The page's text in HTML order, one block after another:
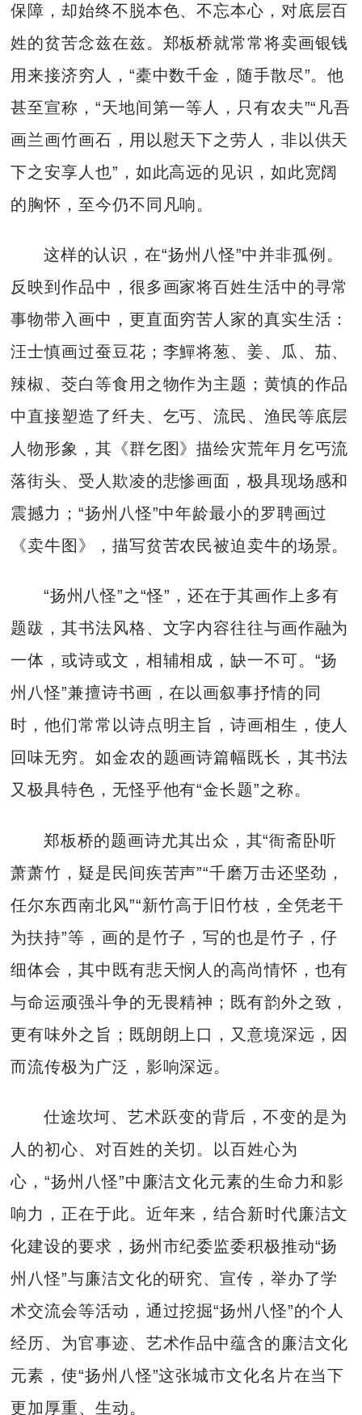
保障，却始终不脱本色、不忘本心，对底层百
姓的贫苦念兹在兹。郑板桥就常常将卖画银钱
用来接济穷人，“橐中数千金，随手散尽”。他
甚至宣称，“天地间第一等人，只有农夫”“凡吾
画兰画竹画石，用以慰天下之劳人，非以供天
下之安享人也”，如此高远的见识，如此宽阔
的胸怀，至今仍不同凡响。
这样的认识，在“扬州八怪”中并非孤例。
反映到作品中，很多画家将百姓生活中的寻常
事物带入画中，更直面穷苦人家的真实生活：
汪士慎画过蚕豆花；李鱓将葱、姜、瓜、茄、
辣椒、茭白等食用之物作为主题；黄慎的作品
中直接塑造了纤夫、乞丐、流民、渔民等底层
人物形象，其《群乞图》描绘灾荒年月乞丐流
落街头、受人欺凌的悲惨画面，极具现场感和
震撼力；“扬州八怪”中年龄最小的罗聘画过
《卖牛图》，描写贫苦农民被迫卖牛的场景。
“扬州八怪”之“怪”，还在于其画作上多有
题跋，其书法风格、文字内容往往与画作融为
一体，或诗或文，相辅相成，缺一不可。“扬
州八怪”兼擅诗书画，在以画叙事抒情的同
时，他们常常以诗点明主旨，诗画相生，使人
回味无穷。如金农的题画诗篇幅既长，其书法
又极具特色，无怪乎他有“金长题”之称。
郑板桥的题画诗尤其出众，其“衙斋卧听
萧萧竹，疑是民间疾苦声”“千磨万击还坚劲，
任尔东西南北风”“新竹高于旧竹枝，全凭老干
为扶持”等，画的是竹子，写的也是竹子，仔
细体会，其中既有悲天悯人的高尚情怀，也有
与命运顽强斗争的无畏精神；既有韵外之致，
更有味外之旨；既朗朗上口，又意境深远，因
而流传极为广泛，影响深远。
仕途坎坷、艺术跃变的背后，不变的是为
人的初心、对百姓的关切。以百姓心为
心，“扬州八怪”中廉洁文化元素的生命力和影
响力，正在于此。近年来，结合新时代廉洁文
化建设的要求，扬州市纪委监委积极推动“扬
州八怪”与廉洁文化的研究、宣传，举办了学
术交流会等活动，通过挖掘“扬州八怪”的个人
经历、为官事迹、艺术作品中蕴含的廉洁文化
元素，使“扬州八怪”这张城市文化名片在当下
更加厚重、生动。